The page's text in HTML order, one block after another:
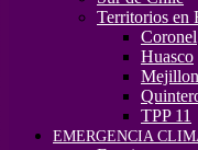
Territorios en
Coronel
Huasco
TPP 11
EMERGENCIA